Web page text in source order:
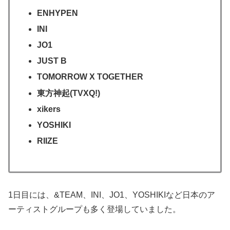
ENHYPEN
INI
JO1
JUST B
TOMORROW X TOGETHER
東方神起(TVXQ!)
xikers
YOSHIKI
RIIZE
1日目には、&TEAM、INI、JO1、YOSHIKIなど日本のア
ーティストグループも多く登場していました。